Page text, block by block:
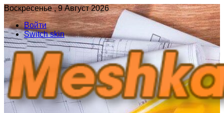
Воскресенье , 9 Август 2026
Войти
Switch skin